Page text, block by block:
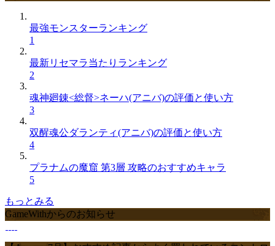
最強モンスターランキング
1
最新リセマラ当たりランキング
2
魂神廻錬<総督>ネーハ(アニバ)の評価と使い方
3
双醒魂公ダランティ(アニバ)の評価と使い方
4
プラナムの魔窟 第3層 攻略のおすすめキャラ
5
もっとみる
GameWithからのお知らせ